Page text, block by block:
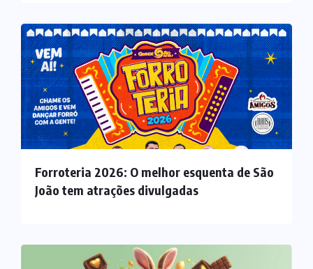
Forroteria 2026: O melhor esquenta de São
João tem atrações divulgadas